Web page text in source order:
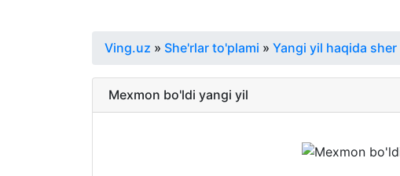
Ving.uz » She'rlar to'plami » Yangi yil haqida sher
Mexmon bo'ldi yangi yil